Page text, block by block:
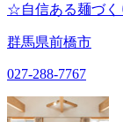
☆自信ある麺づ
群馬県前橋市
027-288-7767